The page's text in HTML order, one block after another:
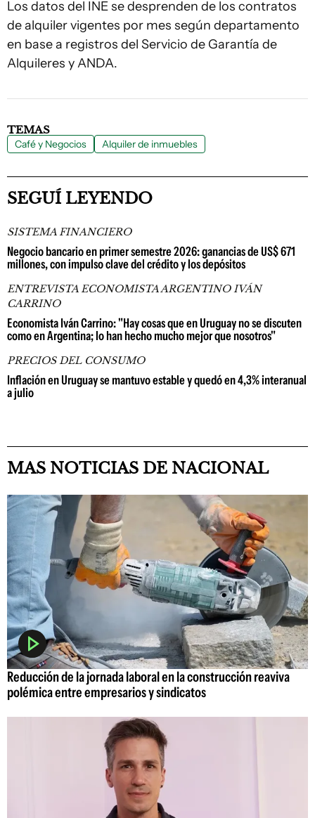
Los datos del INE se desprenden de los contratos
de alquiler vigentes por mes según departamento
en base a registros del Servicio de Garantía de
Alquileres y ANDA.
TEMAS
Café y Negocios Alquiler de inmuebles
SEGUÍ LEYENDO
SISTEMA FINANCIERO
Negocio bancario en primer semestre 2026: ganancias de US$ 671
millones, con impulso clave del crédito y los depósitos
ENTREVISTA ECONOMISTA ARGENTINO IVÁN
CARRINO
Economista Iván Carrino: "Hay cosas que en Uruguay no se discuten
como en Argentina; lo han hecho mucho mejor que nosotros"
PRECIOS DEL CONSUMO
Inflación en Uruguay se mantuvo estable y quedó en 4,3% interanual
a julio
MAS NOTICIAS DE NACIONAL
Reducción de la jornada laboral en la construcción reaviva
polémica entre empresarios y sindicatos